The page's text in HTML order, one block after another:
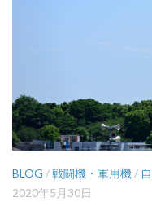
BLOG /戦闘機・軍用機/
2020年5月30日